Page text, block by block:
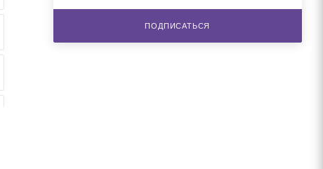
ПОДПИСАТЬСЯ